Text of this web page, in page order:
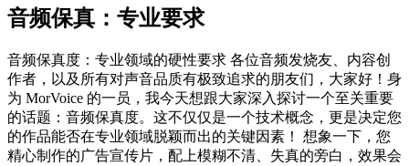
音频保真：专业要求
音频保真度：专业领域的硬性要求 各位音频发烧友、内容创
作者，以及所有对声音品质有极致追求的朋友们，大家好！身
为 MorVoice 的一员，我今天想跟大家深入探讨一个至关重要
的话题：音频保真度。这不仅仅是一个技术概念，更是决定您
的作品能否在专业领域脱颖而出的关键因素！ 想象一下，您
精心制作的广告宣传片，配上模糊不清、失真的旁白，效果会